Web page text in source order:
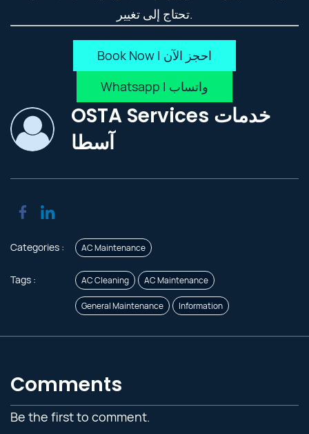
تحتاج إلى تغيير.
Book Now | احجز الآن
Whatsapp | واتساب
OSTA Services خدمات
آسطا
Categories : AC Maintenance
Tags : AC Cleaning AC Maintenance
General Maintenance Information
Comments
Be the first to comment.